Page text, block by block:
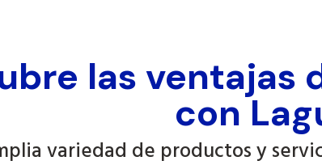
las ventajas
con
variedad de productos y